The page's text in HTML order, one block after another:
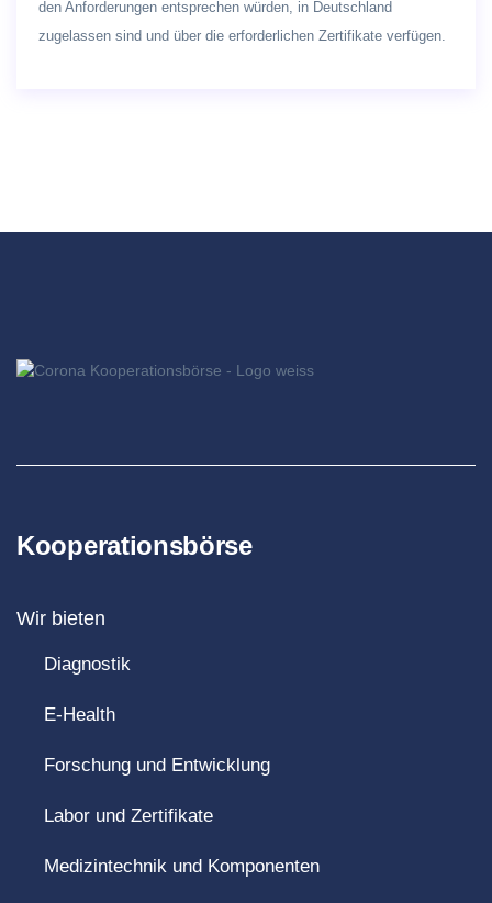
den Anforderungen entsprechen würden, in Deutschland
zugelassen sind und über die erforderlichen Zertifikate verfügen.
Kooperationsbörse
Wir bieten
Diagnostik
E-Health
Forschung und Entwicklung
Labor und Zertifikate
Medizintechnik und Komponenten